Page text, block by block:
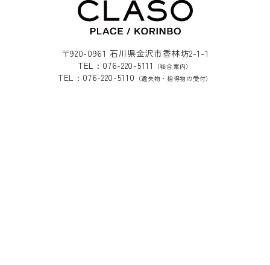
〒920-0961 石川県金沢市香林坊2-1-1
TEL : 076-220-5111
（総合案内）
TEL : 076-220-5110 （遺失物・拾得物の受付）